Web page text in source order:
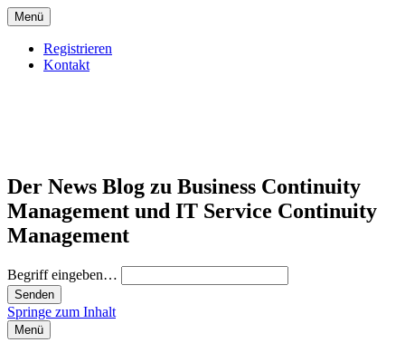
Menü
Registrieren
Kontakt
Der News Blog zu Business Continuity
Management und IT Service Continuity
Management
Begriff eingeben…
Springe zum Inhalt
Menü